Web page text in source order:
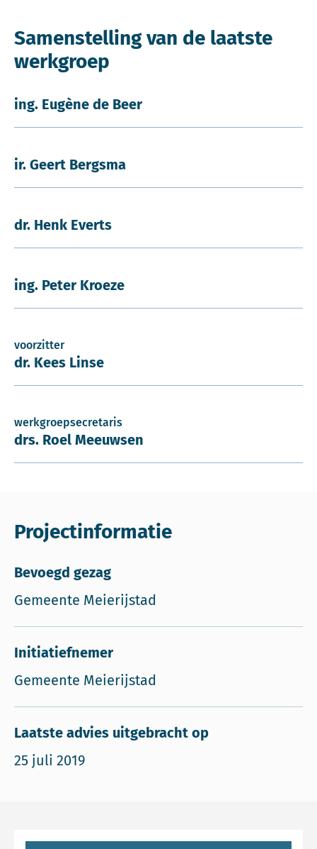
Samenstelling van de laatste
werkgroep
ing. Eugène de Beer
ir. Geert Bergsma
dr. Henk Everts
ing. Peter Kroeze
voorzitter
dr. Kees Linse
werkgroepsecretaris
drs. Roel Meeuwsen
Projectinformatie
Bevoegd gezag
Gemeente Meierijstad
Initiatiefnemer
Gemeente Meierijstad
Laatste advies uitgebracht op
25 juli 2019